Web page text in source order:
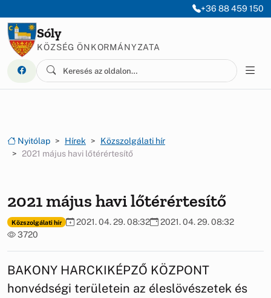
+36 88 459 150
Sóly
KÖZSÉG ÖNKORMÁNYZATA
Nyitólap Hírek
Közszolgálati hír
2021 május havi lőtérértesítő
2021 május havi lőtérértesítő
Közszolgálati hír 2021. 04. 29. 08:32
2021. 04. 29. 08:32
3720
BAKONY HARCKIKÉPZŐ KÖZPONT
honvédségi területein az éleslövészetek és